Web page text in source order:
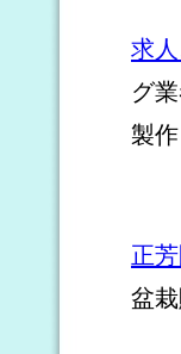
求
グ
製作
正
盆